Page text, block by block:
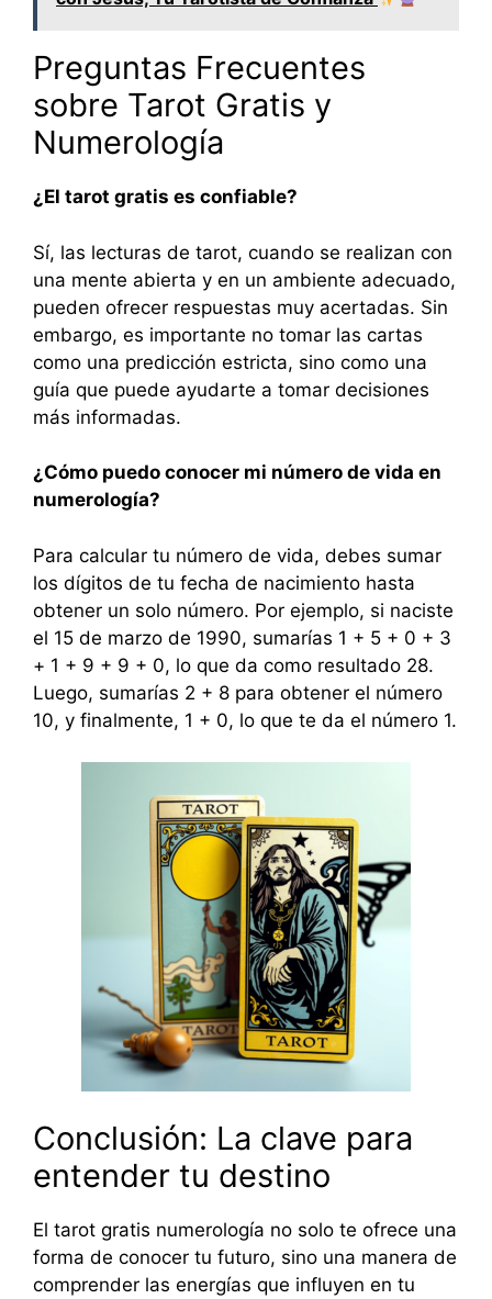
Preguntas Frecuentes
sobre Tarot Gratis y
Numerología
¿El tarot gratis es confiable?
Sí, las lecturas de tarot, cuando se realizan con
una mente abierta y en un ambiente adecuado,
pueden ofrecer respuestas muy acertadas. Sin
embargo, es importante no tomar las cartas
como una predicción estricta, sino como una
guía que puede ayudarte a tomar decisiones
más informadas.
¿Cómo puedo conocer mi número de vida en
numerología?
Para calcular tu número de vida, debes sumar
los dígitos de tu fecha de nacimiento hasta
obtener un solo número. Por ejemplo, si naciste
el 15 de marzo de 1990, sumarías 1 + 5 + 0 + 3
+ 1 + 9 + 9 + 0, lo que da como resultado 28.
Luego, sumarías 2 + 8 para obtener el número
10, y finalmente, 1 + 0, lo que te da el número 1.
Conclusión: La clave para
entender tu destino
El tarot gratis numerología no solo te ofrece una
forma de conocer tu futuro, sino una manera de
comprender las energías que influyen en tu